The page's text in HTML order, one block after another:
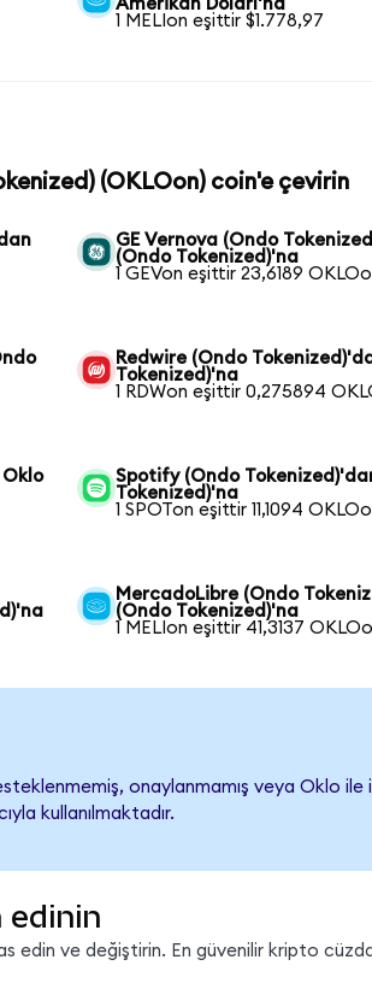
Amerikan Doları'na
1 MELIon eşittir $1.778,97
(OKLOon) coin'e çevirin
GE Vernova (Ondo
(Ondo Tokenized)'na
1 GEVon eşittir 23,6189
Redwire (Ondo
Tokenized)'na
1 RDWon eşittir 0,275894
Spotify (Ondo
Tokenized)'na
1 SPOTon eşittir 11,1094
MercadoLibre (Ondo
(Ondo Tokenized)'na
1 MELIon eşittir 41,3137
onaylanmamış veya Oklo
kullanılmaktadır.
edinin
edin ve değiştirin. En güvenilir kripto